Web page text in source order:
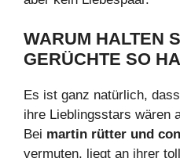
WARUM HALTEN
GERÜCHTE SO
Es ist ganz natürlich,
ihre Lieblingsstars wären
Bei martin rütter und
vermuten, liegt an ihrer